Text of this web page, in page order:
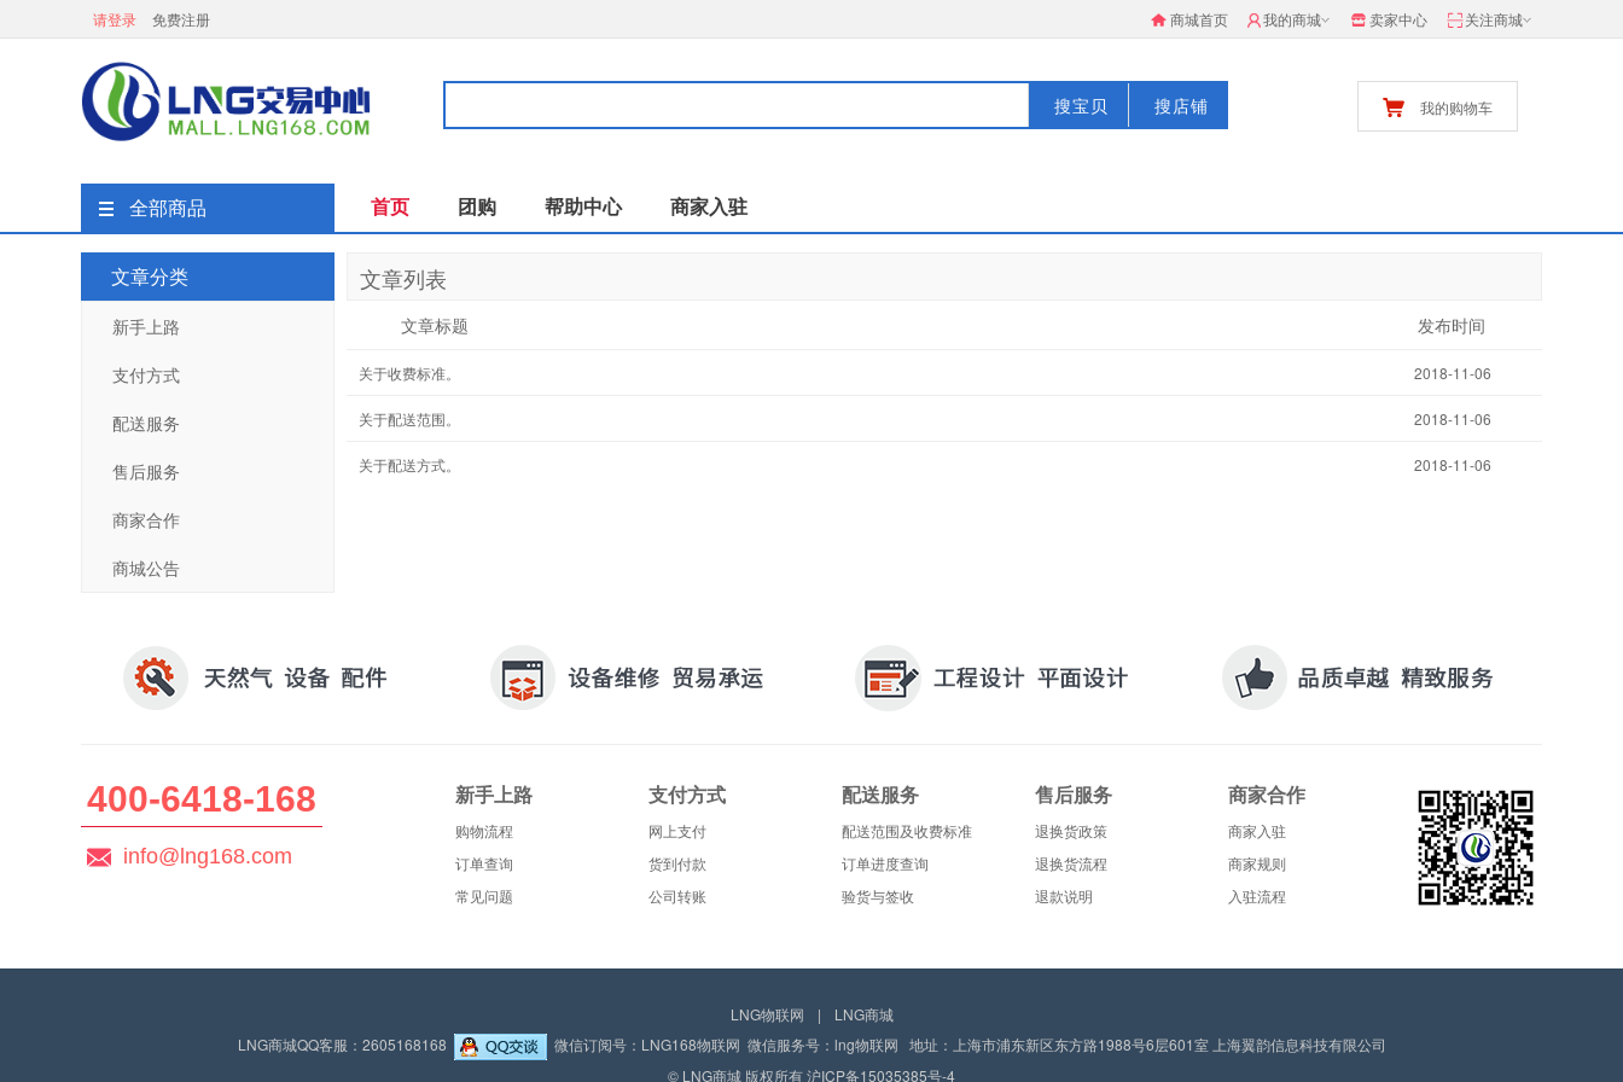
请登录 免费注册 商城首页 我的商城 卖家中心 关注商城
搜店铺
搜宝贝 我的购物车
全部商品 首页 团购 帮助中心 商家入驻
文章分类
新手上路
支付方式
配送服务
售后服务
商家合作
商城公告
文章列表
文章标题 发布时间
关于收费标准。 2018-11-06
关于配送范围。 2018-11-06
关于配送方式。 2018-11-06
400-6418-168
info@lng168.com
新手上路
购物流程
订单查询
常见问题
支付方式
网上支付
货到付款
公司转账
配送服务
配送范围及收费标准
订单进度查询
验货与签收
售后服务
退换货政策
退换货流程
退款说明
商家合作
商家入驻
商家规则
入驻流程
LNG物联网 |
LNG商城
LNG商城QQ客服：2605168168
微信订阅号：LNG168物联网 微信服务号：lng物联网 地址：上海市浦东新区东方路1988号6层601室 上海翼韵信息科技有限公司
© LNG商城 版权所有沪ICP备15035385号-4